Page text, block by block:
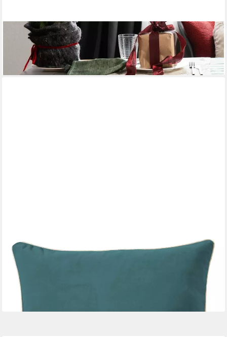
PICHLER
Kissenhülle Knut - X Mas Time 50 x 50 cm
ab 20,00 €
lieferbar - in 2-3 Werktagen bei dir
PICHLER
Kissenhülle Velours uni Kissenhülle 2er Set 51 x 51 cm MELVA
Rechteck teal, (2 Stück), Kissenbezug für Dekokissen Zierkissen
Kissenhülle
23,95 €
lieferbar - in 2-3 Werktagen bei dir